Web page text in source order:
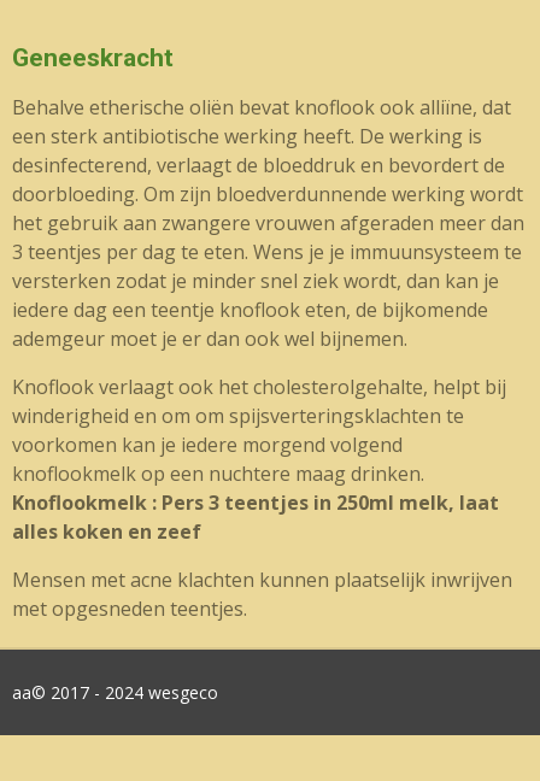
Geneeskracht
Behalve etherische oliën bevat knoflook ook alliïne, dat
een sterk antibiotische werking heeft. De werking is
desinfecterend, verlaagt de bloeddruk en bevordert de
doorbloeding. Om zijn bloedverdunnende werking wordt
het gebruik aan zwangere vrouwen afgeraden meer dan
3 teentjes per dag te eten. Wens je je immuunsysteem te
versterken zodat je minder snel ziek wordt, dan kan je
iedere dag een teentje knoflook eten, de bijkomende
ademgeur moet je er dan ook wel bijnemen.
Knoflook verlaagt ook het cholesterolgehalte, helpt bij
winderigheid en om om spijsverteringsklachten te
voorkomen kan je iedere morgend volgend
knoflookmelk op een nuchtere maag drinken.
Knoflookmelk : Pers 3 teentjes in 250ml melk, laat
alles koken en zeef
Mensen met acne klachten kunnen plaatselijk inwrijven
met opgesneden teentjes.
aa© 2017 - 2024 wesgeco